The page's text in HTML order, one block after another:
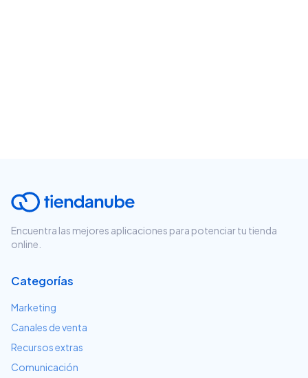
Encuentra las mejores aplicaciones para potenciar tu tienda
online.
Categorías
Marketing
Canales de venta
Recursos extras
Comunicación